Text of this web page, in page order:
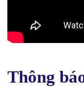
Thông